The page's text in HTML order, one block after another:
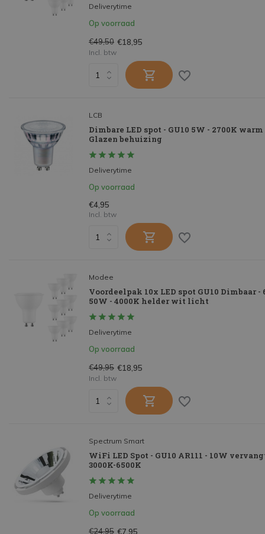
Deliverytime
Op voorraad
€49,50 €18,95
Incl. btw
LCB
Dimbare LED spot - GU10 5W - 2700K
Glazen behuizing
Deliverytime
Op voorraad
€4,95
Incl. btw
Modee
Voordeelpak 10x LED spot GU10 Dimbaar
50W - 4000K helder wit licht
Deliverytime
Op voorraad
€49,95 €18,95
Incl. btw
Spectrum Smart
WiFi LED Spot - GU10 AR111 - 10W
3000K-6500K
Deliverytime
Op voorraad
€24,95 €7,95